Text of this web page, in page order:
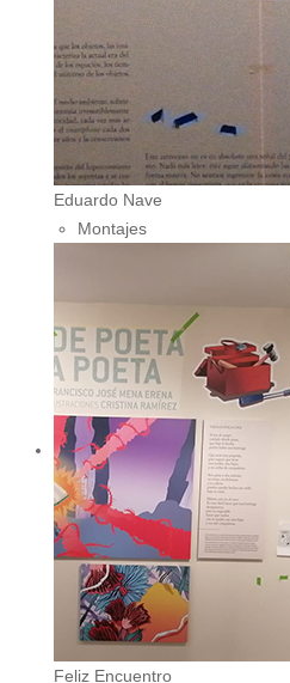
Eduardo Nave
Montajes
Feliz Encuentro